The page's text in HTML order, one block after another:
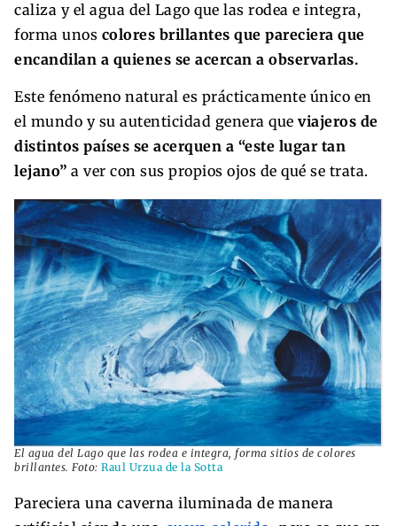
caliza y el agua del Lago que las rodea e integra,
forma unos colores brillantes que pareciera que
encandilan a quienes se acercan a observarlas.
Este fenómeno natural es prácticamente único en
el mundo y su autenticidad genera que viajeros de
distintos países se acerquen a “este lugar tan
lejano” a ver con sus propios ojos de qué se trata.
El agua del Lago que las rodea e integra, forma sitios de colores
brillantes. Foto: Raul Urzua de la Sotta
Pareciera una caverna iluminada de manera